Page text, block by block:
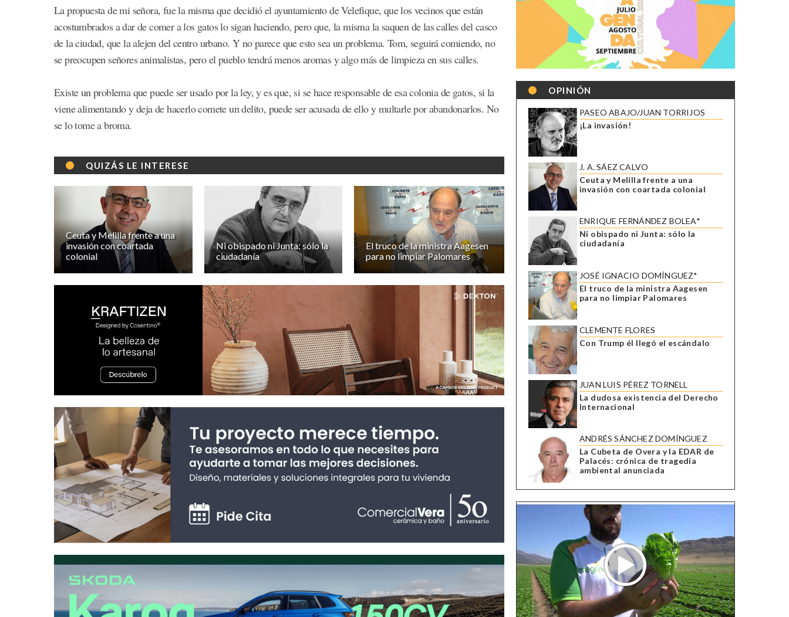
La propuesta de mi señora, fue la misma que decidió el ayuntamiento de Velefique, que los vecinos que están
acostumbrados a dar de comer a los gatos lo sigan haciendo, pero que, la misma la saquen de las calles del casco
de la ciudad, que la alejen del centro urbano. Y no parece que esto sea un problema. Tom, seguirá comiendo, no
se preocupen señores animalistas, pero el pueblo tendrá menos aromas y algo más de limpieza en sus calles.
Existe un problema que puede ser usado por la ley, y es que, si se hace responsable de esa colonia de gatos, si la
viene alimentando y deja de hacerlo comete un delito, puede ser acusada de ello y multarle por abandonarlos. No
se lo tome a broma.
QUIZÁS LE INTERESE
Ceuta y Melilla frente a una
invasión con coartada
colonial
Ni obispado ni Junta: sólo la
ciudadanía
El truco de la ministra Aagesen
para no limpiar Palomares
OPINIÓN
PASEO ABAJO/JUAN TORRIJOS
¡La invasión!
J. A. SÁEZ CALVO
Ceuta y Melilla frente a una
invasión con coartada colonial
ENRIQUE FERNÁNDEZ BOLEA*
Ni obispado ni Junta: sólo la
ciudadanía
JOSÉ IGNACIO DOMÍNGUEZ*
El truco de la ministra Aagesen
para no limpiar Palomares
CLEMENTE FLORES
Con Trump él llegó el escándalo
JUAN LUIS PÉREZ TORNELL
La dudosa existencia del Derecho
Internacional
ANDRÉS SÁNCHEZ DOMÍNGUEZ
La Cubeta de Overa y la EDAR de
Palacés: crónica de tragedia
ambiental anunciada